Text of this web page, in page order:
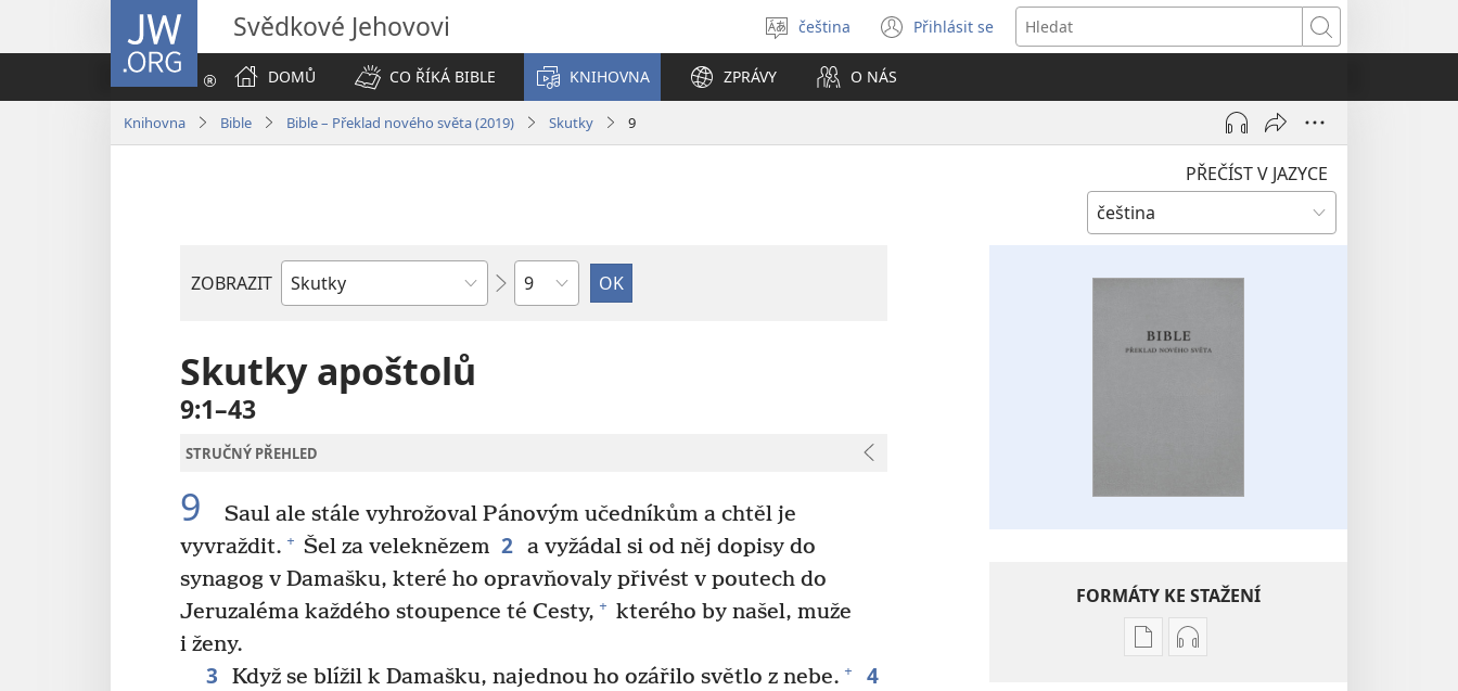
JW.ORG Svědkové Jehovovi
Vybrat
jazyk
čeština Přihlásit se
(otevřeno
nové
Hledat
DOMŮ
CO ŘÍKÁ BIBLE KNIHOVNA ZPRÁVY O NÁS
Knihovna Bible Bible – Překlad nového světa (2019) Skutky 9
PŘEČÍST V JAZYCE
ZOBRAZIT
Biblická
Kapitola
Skutky apoštolů
9:1–43
STRUČNÝ PŘEHLED
9
Saul ale stále vyhrožoval Pánovým učedníkům a chtěl je
vyvraždit. + Šel za veleknězem 2 a vyžádal si od něj dopisy do
synagog v Damašku, které ho opravňovaly přivést v poutech do
Jeruzaléma každého stoupence té Cesty, + kterého by našel, muže
i ženy.
3 Když se blížil k Damašku, najednou ho ozářilo světlo z nebe. + 4
FORMÁTY KE STAŽENÍ
FormátyFormáty